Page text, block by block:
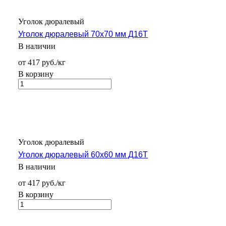
Уголок дюралевый
Уголок дюралевый 70х70 мм Д16Т
В наличии
от 417 руб./кг
В корзину
Уголок дюралевый
Уголок дюралевый 60х60 мм Д16Т
В наличии
от 417 руб./кг
В корзину